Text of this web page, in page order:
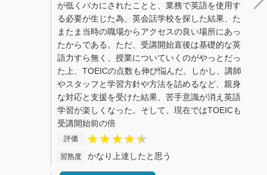
が低くバカにされたことと、業務で英語を使用す
る必要が生じた為、英会話学校を探した結果、た
またま当時の職場からアクセスの良い場所にあっ
たからである。ただ、受講開始直後は基礎的な英
語力すら無く、授業についていくのがやっとだっ
た上、TOEICの点数も伸び悩んだ。しかし、講師
やスタッフと学習方針や方法を詰めるなど、親身
な対応と支援を受けた結果、苦手意識が消え英語
学習が楽しくなった。そして、現在ではTOEICも
受講開始前の倍
評価
習熟度 かなり上達したと思う